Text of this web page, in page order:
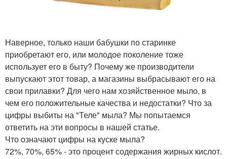
Наверное, только наши бабушки по старинке
приобретают его, или молодое поколение тоже
использует его в быту? Почему же производители
выпускают этот товар, а магазины выбрасывают его на
свои прилавки? Для чего нам хозяйственное мыло, в
чем его положительные качества и недостатки? Что за
цифры выбиты на "Теле" мыла? Мы попытаемся
ответить на эти вопросы в нашей статье.
Что означают цифры на куске мыла?
72%, 70%, 65% - это процент содержания жирных кислот.